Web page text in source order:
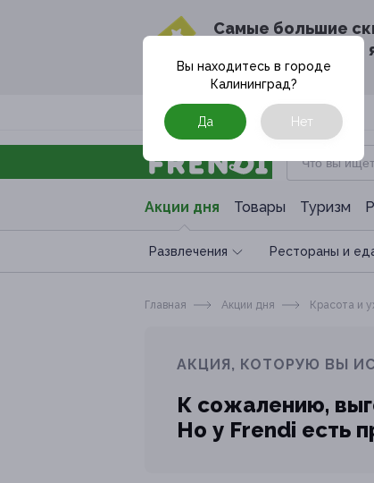
Cамые большие
в твоём почтовом
Москва
Акции дня Товары Туризм
Развлечения Рестораны и
Вы находитесь в городе
Калининград?
Да Нет
Главная Акции дня Красота и
АКЦИЯ, КОТОРУЮ ВЫ
К сожалению,
Но у Frendi есть